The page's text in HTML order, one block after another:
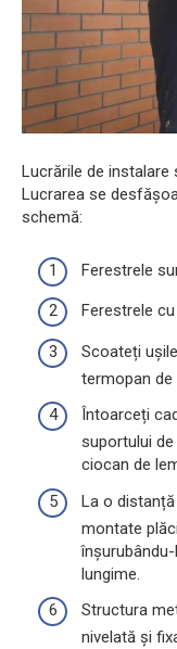
Lucrările de instalare
Lucrarea se
schemă:
Ferestrele
Ferestrele
Scoateți
termopan de
Întoarceți
suportului
ciocan de
La o
montate
lungime.
Structura
nivelată și